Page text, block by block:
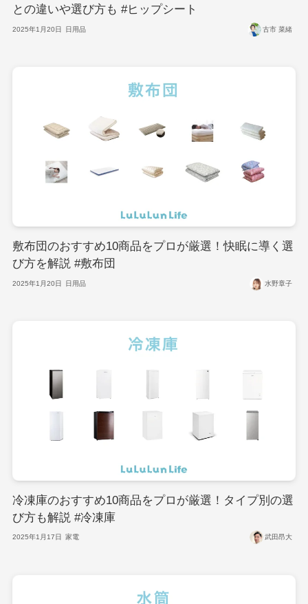
との違いや選び方も #ヒップシート
2025年1月20日 日用品 古市 菜緒
敷布団のおすすめ10商品をプロが厳選！快眠に導く選
び方を解説 #敷布団
2025年1月20日 日用品 水野章子
冷凍庫のおすすめ10商品をプロが厳選！タイプ別の選
び方も解説 #冷凍庫
2025年1月17日 家電 武田昂大